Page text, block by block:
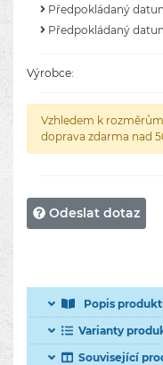
Předpokládaný
Předpokládaný
Výrobce:
Vzhledem k
doprava zdarma nad
Odeslat dotaz
Popis
Varianty
Související